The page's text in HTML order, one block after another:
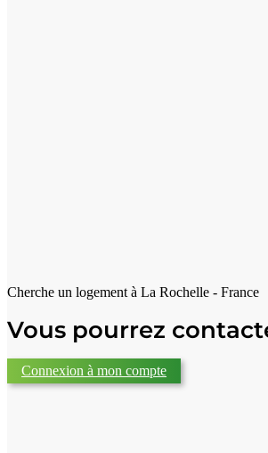
Cherche un logement à La Rochelle - France
Vous pourrez
Connexion à mon compte